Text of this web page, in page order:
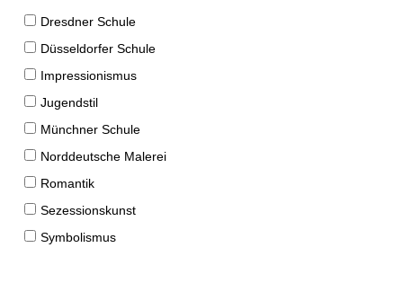
Dresdner Schule
Düsseldorfer Schule
Impressionismus
Jugendstil
Münchner Schule
Norddeutsche Malerei
Romantik
Sezessionskunst
Symbolismus